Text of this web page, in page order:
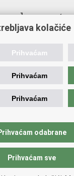
i organiziranog
kolačiće
Prihvaćam
Prihvaćam
Prihvaćam
odabrane
Prihvaćam sve